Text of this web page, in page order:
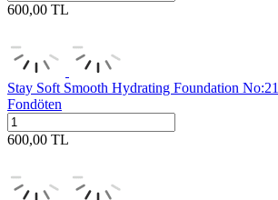
600,00 TL
Stay Soft Smooth Hydrating Foundation
Fondöten
600,00 TL